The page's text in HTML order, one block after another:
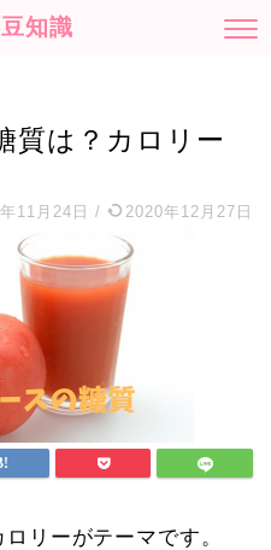
知識
質は？カロリー
11月24日 / 2020年12月27日
リーがテーマです。